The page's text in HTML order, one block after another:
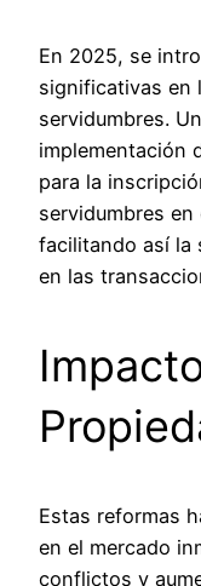
En 2025, se
significativas en
servidumbres.
implementación
para la
servidumbres en
facilitando así la
en las
Estas reformas
en el mercado
conflictos y